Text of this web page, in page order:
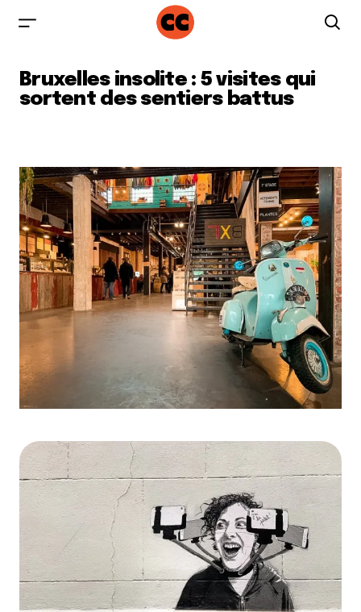
Bruxelles insolite : 5 visites qui
sortent des sentiers battus